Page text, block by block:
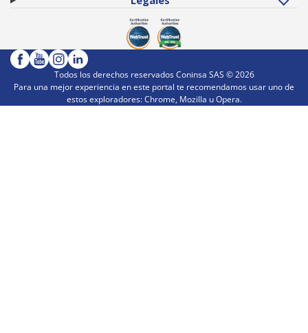
Todos los derechos reservados Coninsa SAS ©2026
Para una mejor experiencia en este portal te recomendamos usar uno de
estos exploradores: Chrome, Mozilla u Opera.